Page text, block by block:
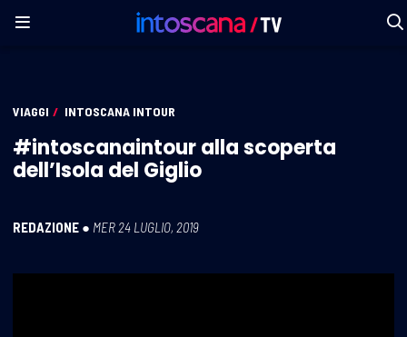
VIAGGI / INTOSCANA INTOUR
#intoscanaintour alla scoperta
dell’Isola del Giglio
REDAZIONE ● MER 24 LUGLIO, 2019